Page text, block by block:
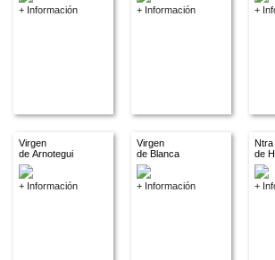
+ Información + Información +
Virgen
de Arnotegui
+ Información
Virgen
de Blanca
+ Información
Ntra
de
+